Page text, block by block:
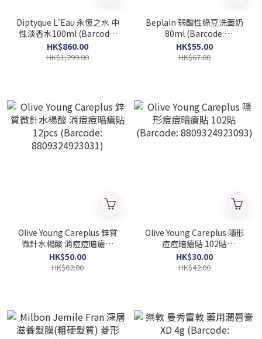
Diptyque L'Eau 永恆之水 中
性淡香水100ml (Barcode:
3700431441638)
HK$860.00
HK$1,299.00
Beplain 弱酸性綠豆洗面奶
80ml (Barcode:
8809623940050)
HK$55.00
HK$67.00
Olive Young Careplus 鋅質
微針水楊酸 消痘痘暗瘡貼
12pcs (Barcode:
8809324923031)
HK$50.00
HK$62.00
Olive Young Careplus 隱形
痘痘暗瘡貼 102貼
(Barcode: 8809324923093)
HK$30.00
HK$42.00